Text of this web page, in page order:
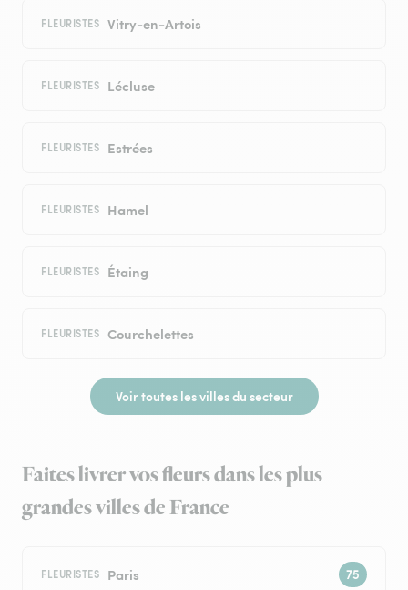
FLEURISTES Vitry-en-Artois
FLEURISTES Lécluse
FLEURISTES Estrées
FLEURISTES Hamel
FLEURISTES Étaing
FLEURISTES Courchelettes
Voir toutes les villes du secteur
Faites livrer vos fleurs dans les plus
grandes villes de France
FLEURISTES Paris